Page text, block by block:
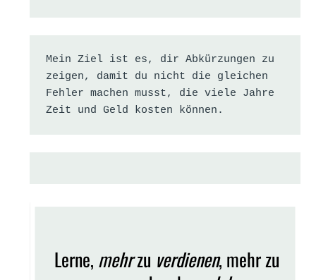
Mein Ziel ist es, dir Abkürzungen zu
zeigen, damit du nicht die gleichen
Fehler machen musst, die viele Jahre
Zeit und Geld kosten können.